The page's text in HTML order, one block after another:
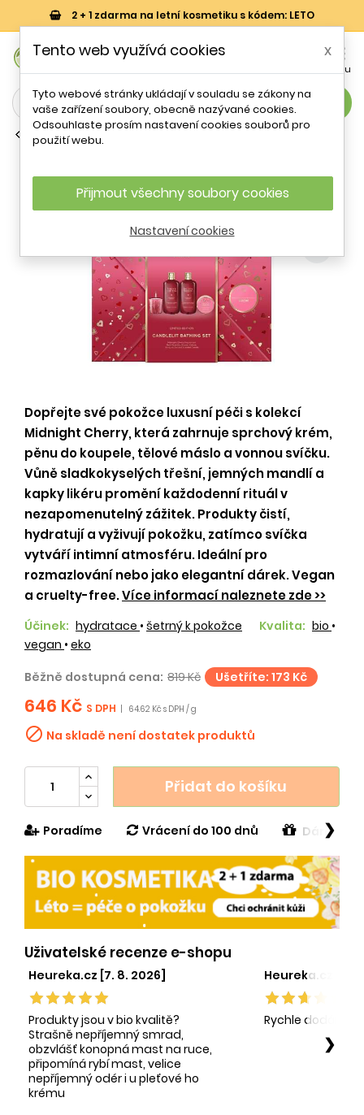
2 + 1 zdarma na letní kosmetiku s kódem: LETO

Menu
search
Sady tělové kosmetiky
Baylis & Harding - 4 ks
- 21 %
Dopřejte své pokožce luxusní péči s kolekcí
Midnight Cherry, která zahrnuje sprchový krém,
pěnu do koupele, tělové máslo a vonnou svíčku.
Vůně sladkokyselých třešní, jemných mandlí a
kapky likéru promění každodenní rituál v
nezapomenutelný zážitek. Produkty čistí,
hydratují a vyživují pokožku, zatímco svíčka
vytváří intimní atmosféru. Ideální pro
rozmazlování nebo jako elegantní dárek. Vegan
a cruelty-free.Více informací naleznete zde >>
Účinek: hydratace • šetrný k pokožce Kvalita: bio •
vegan • eko
Běžně dostupná cena: 819 Kč Ušetříte: 173 Kč
646 Kč S DPH 64.62 Kč s DPH / g
 Na skladě není dostatek produktů
Přidat do košíku
Poradíme Vrácení do 100 dnů Dárek v
❯
Uživatelské recenze e-shopu
Heureka.cz [7. 8. 2026]
Produkty jsou v bio kvalitě?
Strašně nepříjemný smrad,
obzvlášť konopná mast na ruce,
připomíná rybí mast, velice
nepříjemný odér i u pleťové ho
krému
Heureka.cz [1.
Rychle dodání
❯
Tento web využívá cookies x
Tyto webové stránky ukládají v souladu se zákony na
vaše zařízení soubory, obecně nazývané cookies.
Odsouhlaste prosím nastavení cookies souborů pro
použití webu.
Přijmout všechny soubory cookies
Nastavení cookies